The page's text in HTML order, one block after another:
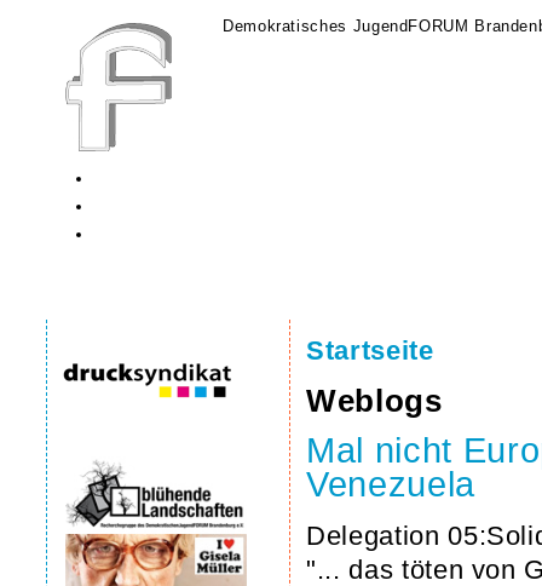
Demokratisches JugendFORUM
Startseite
Weblogs
Mal nicht
Venezuela
Delegation
"... das töten von